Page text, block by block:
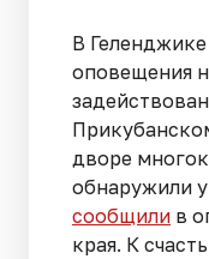
В
оповещения
дворе
обнаружили
сообщили в
края. К